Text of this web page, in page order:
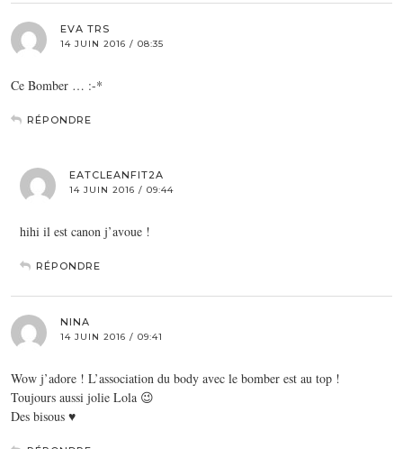
EVA TRS
14 JUIN 2016 / 08:35
Ce Bomber … :-*
RÉPONDRE
EATCLEANFIT2A
14 JUIN 2016 / 09:44
hihi il est canon j’avoue !
RÉPONDRE
NINA
14 JUIN 2016 / 09:41
Wow j’adore ! L’association du body avec le bomber est au top !
Toujours aussi jolie Lola 😉
Des bisous ♥